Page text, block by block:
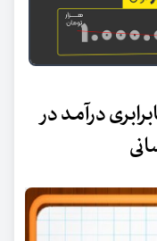
درآمد در